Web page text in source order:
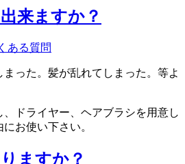
来ますか？
ある質問
った。髪が乱れてしまった。等よ
ドライヤー、ヘアブラシを用意し
お使い下さい。
ますか？